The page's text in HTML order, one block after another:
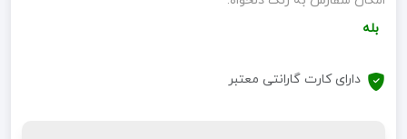
بله
دارای کارت گارانتی معتبر